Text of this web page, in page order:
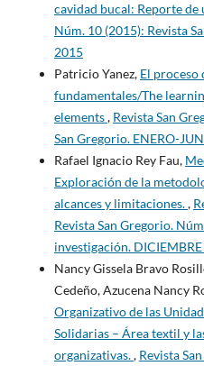
cavidad bucal: Reporte de
Núm. 10 (2015): Revista
2015
Patricio Yanez, El proceso
fundamentales/The
elements, Revista San
San Gregorio. ENERO-
Rafael Ignacio Rey Fau,
Exploración de la
alcances y limitaciones.,
Revista San Gregorio.
investigación.
Nancy Gissela Bravo
Cedeño, Azucena Nancy
Organizativo de las
Solidarias – Área textil y
organizativas., Revista